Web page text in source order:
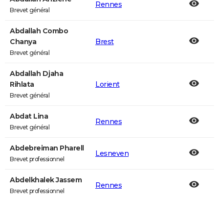
Brevet général
Rennes
Abdallah Combo
Chanya
Brevet général
Brest
Abdallah Djaha
Rihlata
Brevet général
Lorient
Abdat Lina
Brevet général
Rennes
Abdebreiman Pharell
Brevet professionnel
Lesneven
Abdelkhalek Jassem
Brevet professionnel
Rennes